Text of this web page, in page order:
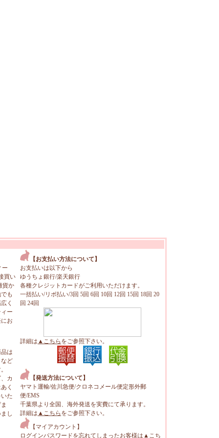
ー
買い
貨か
も
く
ー
お
は
ど
カ
く
た
し
【お支払い方法について】
お支払いは以下から
ゆうちょ銀行/楽天銀行
各種クレジットカードがご利用いただけます。
一括払い/リボ払い/3回 5回 6回 10回 12回 15回 18回 20
回 24回
詳細は ▲こちら をご参照下さい。
【発送方法について】
ヤマト運輸/佐川急便/クロネコメール便定形外郵
便/EMS
千葉県より全国、海外発送を実費にて承ります。
詳細は ▲こちら をご参照下さい。
【マイアカウント】
ログインパスワードを忘れてしまったお客様は ▲こち